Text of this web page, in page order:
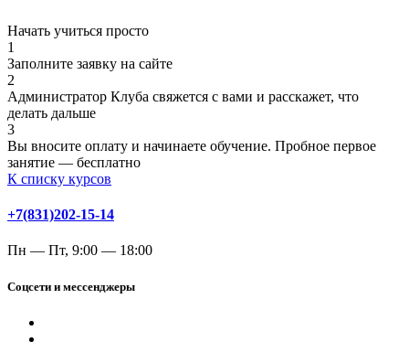
Начать учиться просто
1
Заполните заявку на сайте
2
Администратор Клуба свяжется с вами и расскажет, что
делать дальше
3
Вы вносите оплату и начинаете обучение. Пробное первое
занятие — бесплатно
К списку курсов
+7(831)202-15-14
Пн — Пт, 9:00 — 18:00
Соцсети и мессенджеры